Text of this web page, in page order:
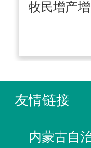
牧民增产增
友情链接
内蒙古自